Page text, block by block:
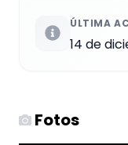
ÚLTIMA
14 de
Fotos